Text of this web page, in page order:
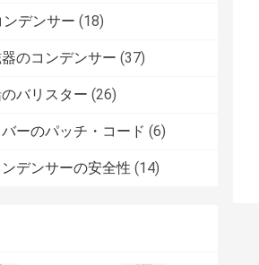
デンサー (18)
のコンデンサー (37)
バリスター (26)
ーのパッチ・コード (6)
デンサーの安全性 (14)